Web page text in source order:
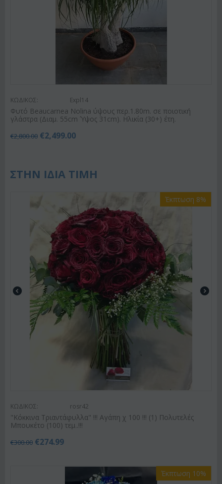
ΚΩΔΙΚΟΣ: Expl14
Φυτό Beaucarnea Nolina ύψους περ.1.80m. σε ποιοτική
γλάστρα (Διαμ. 55cm Ύψος 31cm). Ηλικία (30+) έτη.
€2,800.00 €2,499.00
ΣΤΗΝ ΙΔΙΑ ΤΙΜΗ
Έκπτωση 8%
ΚΩΔΙΚΟΣ: rosr42
"Κόκκινα Τριαντάφυλλα" !!! Αγάπη χ 100 !!! (1) Πολυτελές
Μπουκέτο (100) τεμ..!!!
€300.00 €274.99
Έκπτωση 10%